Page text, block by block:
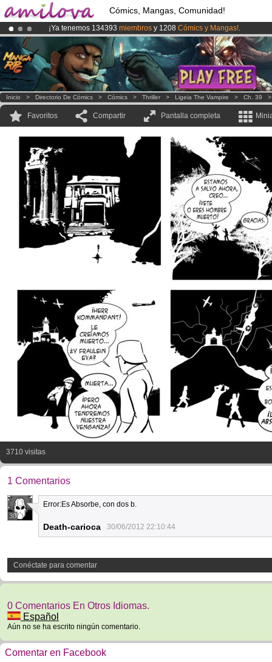
Cómics, Mangas, Comunidad!
¡Ya tenemos 134393 miembros y 1208 Cómics y Mangas!.
¡El Kickstarter Amilova está desormado lanzado!.
¡Conviertete en Premium por3.95 euros al mes!Hazte Premium ya
Inicio > Directorio De Cómics > Cómics > Thriller > Ligeia The Vampire > Ch. 39
Favoritos Compartir Pantalla completa
3710 visitas
1 Comentarios
30
Error:Es Absorbe, con dos b.
Death-carioca 30/06/2012 22:10:44
Conéctate para comentar
0 Comentarios En Otros Idiomas.
Español
Aún no se ha escrito ningún comentario.
Comentar en Facebook